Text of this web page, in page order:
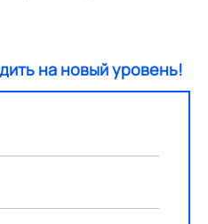
на новый уровень!